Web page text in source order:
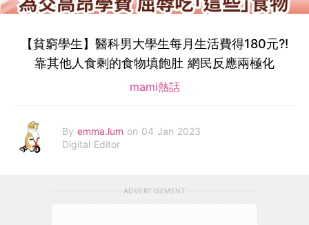
【貧窮學生】醫科男大學生每月生活費得180元?!
靠其他人食剩的食物填飽肚 網民反應兩極化
mami熱話
By emma.lum on 04 Jan 2023
Digital Editor
ADVERTISEMENT